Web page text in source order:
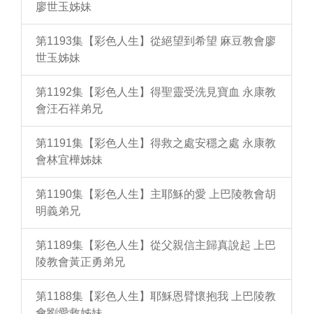
廖世玉姊妹
第1193集【彩色人生】從絕望到希望 麻豆教會廖
世玉姊妹
第1192集【彩色人生】得聖靈受洗見寶血 永康教
會汪石祥弟兄
第1191集【彩色人生】得救之處安穩之處 永康教
會林宜樺姊妹
第1190集【彩色人生】主耶穌的愛 上巴陵教會胡
明義弟兄
第1189集【彩色人生】從父親信主歸真說起 上巴
陵教會黃正勇弟兄
第1188集【彩色人生】耶穌恩臂懷抱我 上巴陵教